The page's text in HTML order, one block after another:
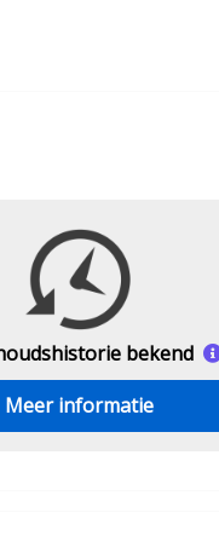
historie bekend
Meer informatie